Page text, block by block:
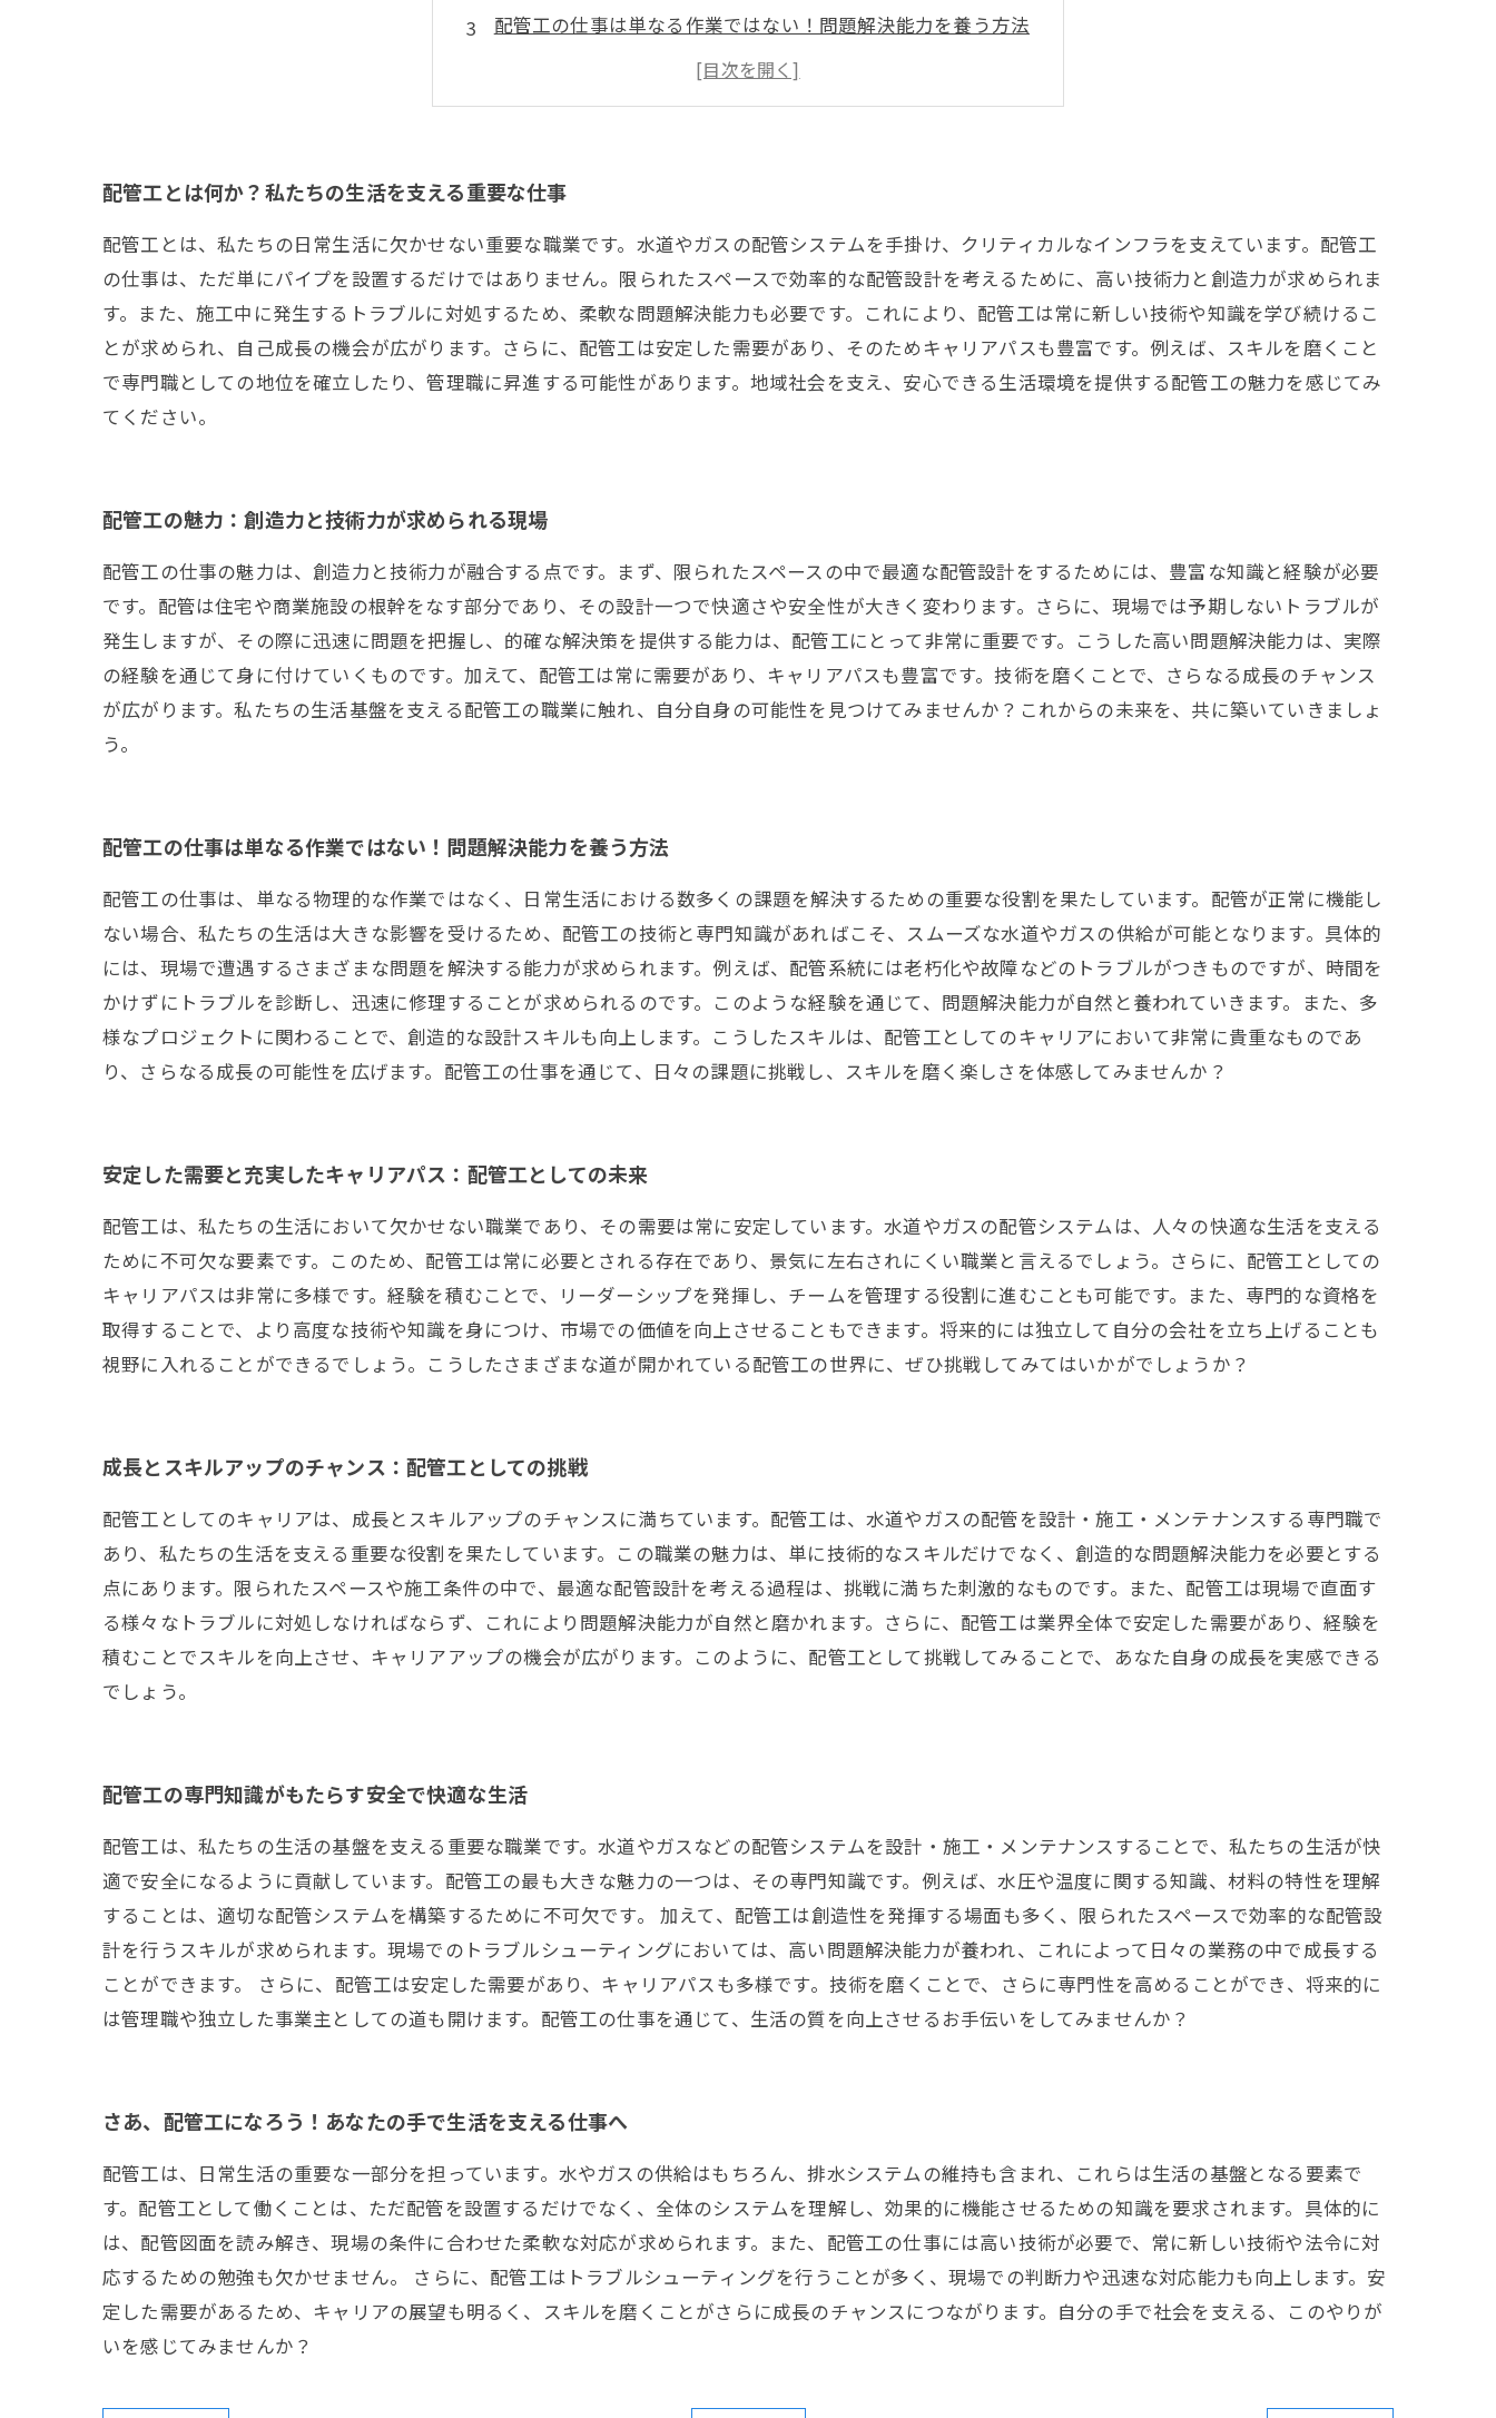
配管工の仕事は単なる作業ではない！問題解決能力を養う方法
安定した需要と充実したキャリアパス：配管工としての未来
成長とスキルアップのチャンス：配管工としての挑戦
さあ、配管工になろう！あなたの手で生活を支える仕事へ
配管工とは何か？私たちの生活を支える重要な仕事
配管工とは、私たちの日常生活に欠かせない重要な職業です。水道やガスの配管システムを手掛け、クリティカルなインフラを支えています。配管工
の仕事は、ただ単にパイプを設置するだけではありません。限られたスペースで効率的な配管設計を考えるために、高い技術力と創造力が求められま
す。また、施工中に発生するトラブルに対処するため、柔軟な問題解決能力も必要です。これにより、配管工は常に新しい技術や知識を学び続けるこ
とが求められ、自己成長の機会が広がります。さらに、配管工は安定した需要があり、そのためキャリアパスも豊富です。例えば、スキルを磨くこと
で専門職としての地位を確立したり、管理職に昇進する可能性があります。地域社会を支え、安心できる生活環境を提供する配管工の魅力を感じてみ
てください。
配管工の魅力：創造力と技術力が求められる現場
配管工の仕事の魅力は、創造力と技術力が融合する点です。まず、限られたスペースの中で最適な配管設計をするためには、豊富な知識と経験が必要
です。配管は住宅や商業施設の根幹をなす部分であり、その設計一つで快適さや安全性が大きく変わります。さらに、現場では予期しないトラブルが
発生しますが、その際に迅速に問題を把握し、的確な解決策を提供する能力は、配管工にとって非常に重要です。こうした高い問題解決能力は、実際
の経験を通じて身に付けていくものです。加えて、配管工は常に需要があり、キャリアパスも豊富です。技術を磨くことで、さらなる成長のチャンス
が広がります。私たちの生活基盤を支える配管工の職業に触れ、自分自身の可能性を見つけてみませんか？これからの未来を、共に築いていきましょ
う。
配管工の仕事は単なる作業ではない！問題解決能力を養う方法
配管工の仕事は、単なる物理的な作業ではなく、日常生活における数多くの課題を解決するための重要な役割を果たしています。配管が正常に機能し
ない場合、私たちの生活は大きな影響を受けるため、配管工の技術と専門知識があればこそ、スムーズな水道やガスの供給が可能となります。具体的
には、現場で遭遇するさまざまな問題を解決する能力が求められます。例えば、配管系統には老朽化や故障などのトラブルがつきものですが、時間を
かけずにトラブルを診断し、迅速に修理することが求められるのです。このような経験を通じて、問題解決能力が自然と養われていきます。また、多
様なプロジェクトに関わることで、創造的な設計スキルも向上します。こうしたスキルは、配管工としてのキャリアにおいて非常に貴重なものであ
り、さらなる成長の可能性を広げます。配管工の仕事を通じて、日々の課題に挑戦し、スキルを磨く楽しさを体感してみませんか？
安定した需要と充実したキャリアパス：配管工としての未来
配管工は、私たちの生活において欠かせない職業であり、その需要は常に安定しています。水道やガスの配管システムは、人々の快適な生活を支える
ために不可欠な要素です。このため、配管工は常に必要とされる存在であり、景気に左右されにくい職業と言えるでしょう。さらに、配管工としての
キャリアパスは非常に多様です。経験を積むことで、リーダーシップを発揮し、チームを管理する役割に進むことも可能です。また、専門的な資格を
取得することで、より高度な技術や知識を身につけ、市場での価値を向上させることもできます。将来的には独立して自分の会社を立ち上げることも
視野に入れることができるでしょう。こうしたさまざまな道が開かれている配管工の世界に、ぜひ挑戦してみてはいかがでしょうか？
成長とスキルアップのチャンス：配管工としての挑戦
配管工としてのキャリアは、成長とスキルアップのチャンスに満ちています。配管工は、水道やガスの配管を設計・施工・メンテナンスする専門職で
あり、私たちの生活を支える重要な役割を果たしています。この職業の魅力は、単に技術的なスキルだけでなく、創造的な問題解決能力を必要とする
点にあります。限られたスペースや施工条件の中で、最適な配管設計を考える過程は、挑戦に満ちた刺激的なものです。また、配管工は現場で直面す
る様々なトラブルに対処しなければならず、これにより問題解決能力が自然と磨かれます。さらに、配管工は業界全体で安定した需要があり、経験を
積むことでスキルを向上させ、キャリアアップの機会が広がります。このように、配管工として挑戦してみることで、あなた自身の成長を実感できる
でしょう。
配管工の専門知識がもたらす安全で快適な生活
配管工は、私たちの生活の基盤を支える重要な職業です。水道やガスなどの配管システムを設計・施工・メンテナンスすることで、私たちの生活が快
適で安全になるように貢献しています。配管工の最も大きな魅力の一つは、その専門知識です。例えば、水圧や温度に関する知識、材料の特性を理解
することは、適切な配管システムを構築するために不可欠です。 加えて、配管工は創造性を発揮する場面も多く、限られたスペースで効率的な配管設
計を行うスキルが求められます。現場でのトラブルシューティングにおいては、高い問題解決能力が養われ、これによって日々の業務の中で成長する
ことができます。 さらに、配管工は安定した需要があり、キャリアパスも多様です。技術を磨くことで、さらに専門性を高めることができ、将来的に
は管理職や独立した事業主としての道も開けます。配管工の仕事を通じて、生活の質を向上させるお手伝いをしてみませんか？
さあ、配管工になろう！あなたの手で生活を支える仕事へ
配管工は、日常生活の重要な一部分を担っています。水やガスの供給はもちろん、排水システムの維持も含まれ、これらは生活の基盤となる要素で
す。配管工として働くことは、ただ配管を設置するだけでなく、全体のシステムを理解し、効果的に機能させるための知識を要求されます。具体的に
は、配管図面を読み解き、現場の条件に合わせた柔軟な対応が求められます。また、配管工の仕事には高い技術が必要で、常に新しい技術や法令に対
応するための勉強も欠かせません。 さらに、配管工はトラブルシューティングを行うことが多く、現場での判断力や迅速な対応能力も向上します。安
定した需要があるため、キャリアの展望も明るく、スキルを磨くことがさらに成長のチャンスにつながります。自分の手で社会を支える、このやりが
いを感じてみませんか？